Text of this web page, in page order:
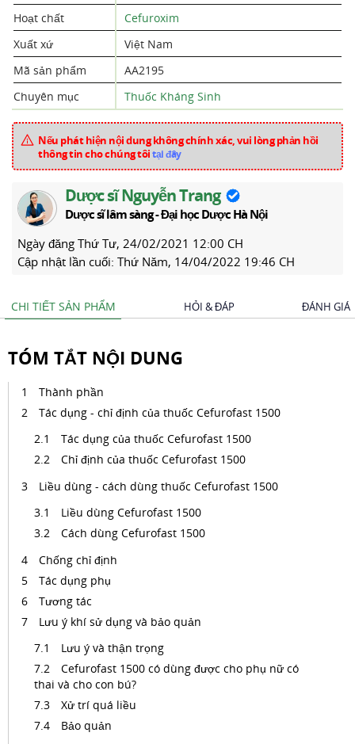
Hoạt chất
Cefuroxim
Xuất xứ
Việt Nam
Mã sản phẩm
AA2195
Chuyên mục
Thuốc Kháng Sinh
Nếu phát hiện nội dung không chính xác, vui lòng phản hồi
thông tin cho chúng tôitại đây
Dược sĩ Nguyễn Trang
Dược sĩ lâm sàng - Đại học Dược Hà Nội
Ngày đăng Thứ Tư, 24/02/2021 12:00 CH
Cập nhật lần cuối: Thứ Năm, 14/04/2022 19:46 CH
CHI TIẾT SẢN PHẨM HỎI & ĐÁP ĐÁNH GIÁ
TÓM TẮT NỘI DUNG
Thành phần
Tác dụng - chỉ định của thuốc Cefurofast 1500
Tác dụng của thuốc Cefurofast 1500
Chỉ định của thuốc Cefurofast 1500
Liều dùng - cách dùng thuốc Cefurofast 1500
Liều dùng Cefurofast 1500
Cách dùng Cefurofast 1500
Chống chỉ định
Tác dụng phụ
Tương tác
Lưu ý khí sử dụng và bảo quản
Lưu ý và thận trọng
Cefurofast 1500 có dùng được cho phụ nữ có
thai và cho con bú?
Xử trí quá liều
Bảo quản